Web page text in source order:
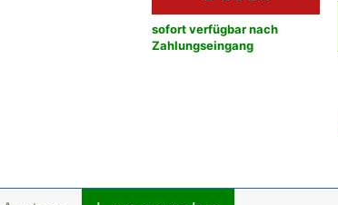
sofort verfügbar nach
Zahlungseingang